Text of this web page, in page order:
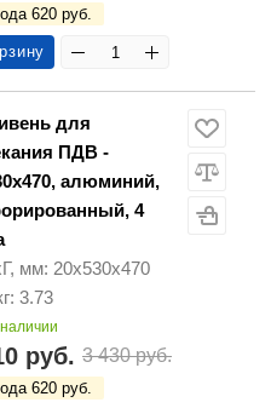
620 руб.
для
ПДВ -
алюминий,
4
мм: 20х530х470
3.73
руб. 3 430 руб.
620 руб.